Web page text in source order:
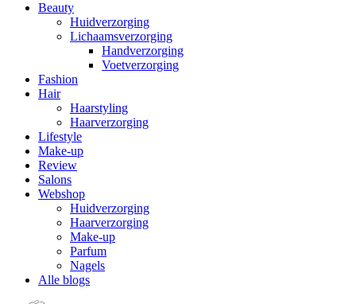
Beauty
Huidverzorging
Lichaamsverzorging
Handverzorging
Voetverzorging
Fashion
Hair
Haarstyling
Haarverzorging
Lifestyle
Make-up
Review
Salons
Webshop
Huidverzorging
Haarverzorging
Make-up
Parfum
Nagels
Alle blogs